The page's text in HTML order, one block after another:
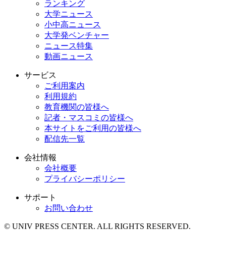
ランキング
大学ニュース
小中高ニュース
大学発ベンチャー
ニュース特集
動画ニュース
サービス
ご利用案内
利用規約
教育機関の皆様へ
記者・マスコミの皆様へ
本サイトをご利用の皆様へ
配信先一覧
会社情報
会社概要
プライバシーポリシー
サポート
お問い合わせ
© UNIV PRESS CENTER. ALL RIGHTS RESERVED.